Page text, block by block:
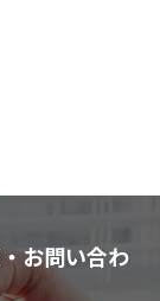
お問い合わ